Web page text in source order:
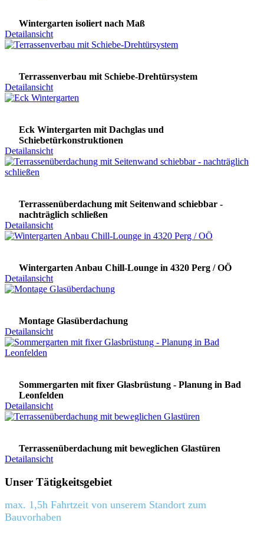
Wintergarten isoliert nach Maß
Detailansicht
Terrassenverbau mit Schiebe-Drehtürsystem
Detailansicht
Eck Wintergarten mit Dachglas und
Schiebetürkonstruktionen
Detailansicht
Terrassenüberdachung mit Seitenwand schiebbar -
nachträglich schließen
Detailansicht
Wintergarten Anbau Chill-Lounge in 4320 Perg / OÖ
Detailansicht
Montage Glasüberdachung
Detailansicht
Sommergarten mit fixer Glasbrüstung - Planung in Bad
Leonfelden
Detailansicht
Terrassenüberdachung mit beweglichen Glastüren
Detailansicht
Unser Tätigkeitsgebiet
max. 1,5h Fahrtzeit von unserem Standort zum
Bauvorhaben